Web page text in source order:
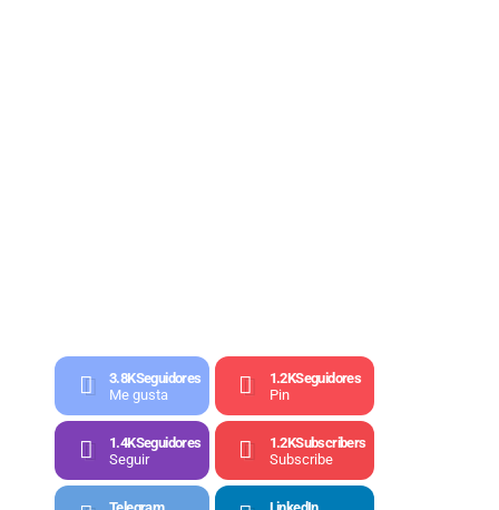
3.8KSeguidores
Me gusta
1.2KSeguidores
Pin
1.4KSeguidores
Seguir
1.2KSubscribers
Subscribe